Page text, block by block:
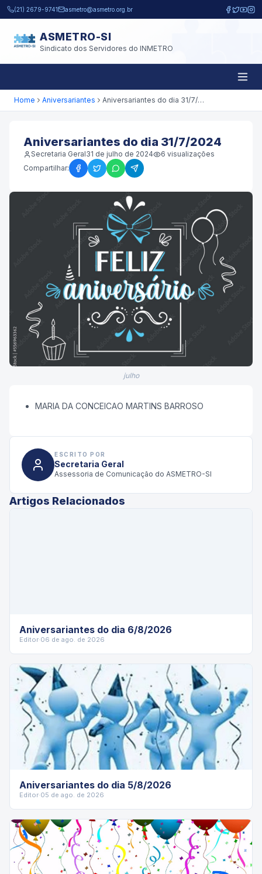
Pular para o conteúdo principal
(21) 2679-9741 asmetro@asmetro.org.br
ASMETRO-SI
Sindicato dos Servidores do INMETRO
Home Aniversariantes Aniversariantes do dia 31/7/2024
Aniversariantes do dia 31/7/2024
Secretaria Geral31 de julho de 2024 6 visualizações
Compartilhar:
julho
MARIA DA CONCEICAO MARTINS BARROSO
ESCRITO POR
Secretaria Geral
Assessoria de Comunicação do ASMETRO-SI
Artigos Relacionados
Aniversariantes do dia 6/8/2026
Editor·06 de ago. de 2026
Aniversariantes do dia 5/8/2026
Editor·05 de ago. de 2026